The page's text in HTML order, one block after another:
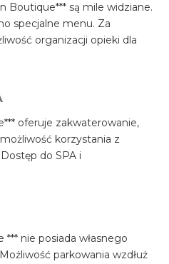
Boutique*** są mile widziane.
specjalne menu. Za
organizacji opieki dla
oferuje zakwaterowanie,
korzystania z
do SPA i
nie posiada własnego
parkowania wzdłuż